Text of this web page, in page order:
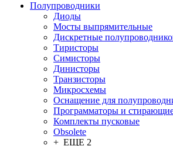
Полупроводники
Диоды
Мосты выпрямительные
Дискретные
Тиристоры
Симисторы
Динисторы
Транзисторы
Микросхемы
Оснащение для
Программаторы и стирающие
Комплекты пусковые
Obsolete
+ ЕЩЕ 2